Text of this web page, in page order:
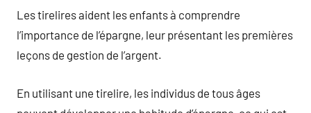
Les tirelires aident les enfants à comprendre
l’importance de l’épargne, leur présentant les premières
leçons de gestion de l’argent.
En utilisant une tirelire, les individus de tous âges